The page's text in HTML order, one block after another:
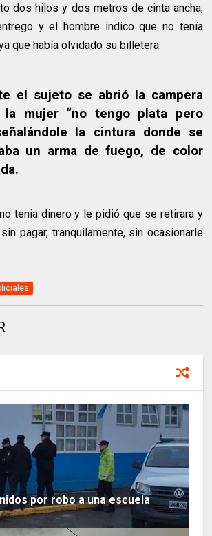
dos hilos y dos metros de cinta ancha,
y el hombre indico que no tenía
que había olvidado su billetera.
el sujeto se abrió la campera
la mujer “no tengo plata pero
la cintura donde se
un arma de fuego, de color
tenia dinero y le pidió que se retirara y
pagar, tranquilamente, sin ocasionarle
por robo a una escuela